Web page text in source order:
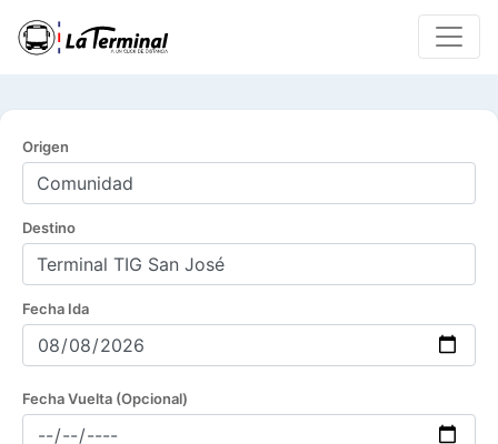
Origen
Destino
Fecha Ida
Fecha Vuelta (Opcional)